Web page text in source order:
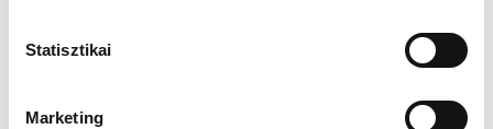
Statisztikai
Marketing
HAZAI
HELYSZÍN